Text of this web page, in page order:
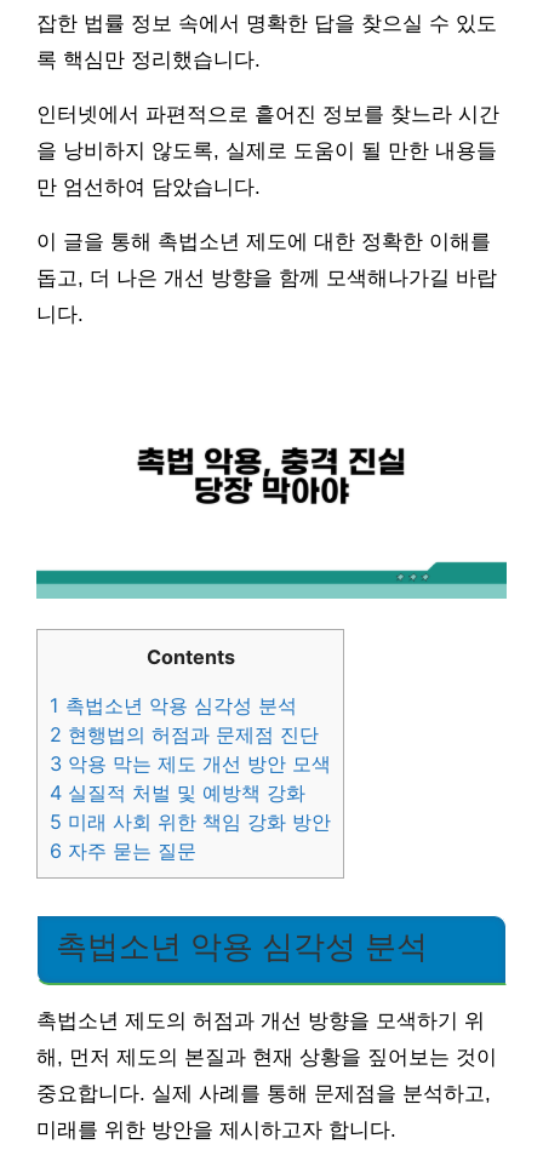
잡한 법률 정보 속에서 명확한 답을 찾으실 수 있도
록 핵심만 정리했습니다.
인터넷에서 파편적으로 흩어진 정보를 찾느라 시간
을 낭비하지 않도록, 실제로 도움이 될 만한 내용들
만 엄선하여 담았습니다.
이 글을 통해 촉법소년 제도에 대한 정확한 이해를
돕고, 더 나은 개선 방향을 함께 모색해나가길 바랍
니다.
Contents
1 촉법소년 악용 심각성 분석
2 현행법의 허점과 문제점 진단
3 악용 막는 제도 개선 방안 모색
4 실질적 처벌 및 예방책 강화
5 미래 사회 위한 책임 강화 방안
6 자주 묻는 질문
촉법소년 악용 심각성 분석
촉법소년 제도의 허점과 개선 방향을 모색하기 위
해, 먼저 제도의 본질과 현재 상황을 짚어보는 것이
중요합니다. 실제 사례를 통해 문제점을 분석하고,
미래를 위한 방안을 제시하고자 합니다.